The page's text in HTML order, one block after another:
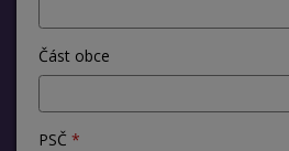
Část obce
PSČ